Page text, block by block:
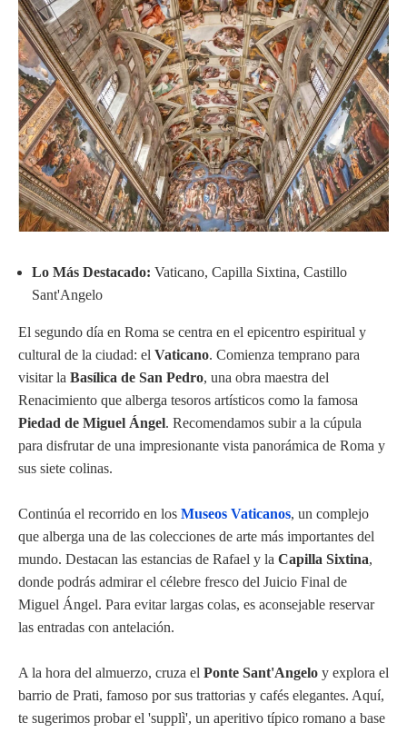
Lo Más Destacado: Vaticano, Capilla Sixtina, Castillo
Sant'Angelo
El segundo día en Roma se centra en el epicentro espiritual y
cultural de la ciudad: el Vaticano. Comienza temprano para
visitar la Basílica de San Pedro, una obra maestra del
Renacimiento que alberga tesoros artísticos como la famosa
Piedad de Miguel Ángel. Recomendamos subir a la cúpula
para disfrutar de una impresionante vista panorámica de Roma y
sus siete colinas.
Continúa el recorrido en los Museos Vaticanos, un complejo
que alberga una de las colecciones de arte más importantes del
mundo. Destacan las estancias de Rafael y la Capilla Sixtina,
donde podrás admirar el célebre fresco del Juicio Final de
Miguel Ángel. Para evitar largas colas, es aconsejable reservar
las entradas con antelación.
A la hora del almuerzo, cruza el Ponte Sant'Angelo y explora el
barrio de Prati, famoso por sus trattorias y cafés elegantes. Aquí,
te sugerimos probar el 'supplì', un aperitivo típico romano a base